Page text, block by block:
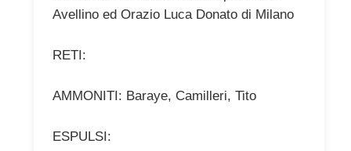
Avellino ed Orazio Luca Donato di Milano
RETI:
AMMONITI: Baraye, Camilleri, Tito
ESPULSI: